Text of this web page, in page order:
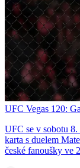
UFC Vegas 120:
UFC se v sobotu
karta s duelem
české fanoušky ve